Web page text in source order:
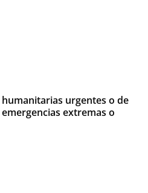
urgentes o de
extremas o